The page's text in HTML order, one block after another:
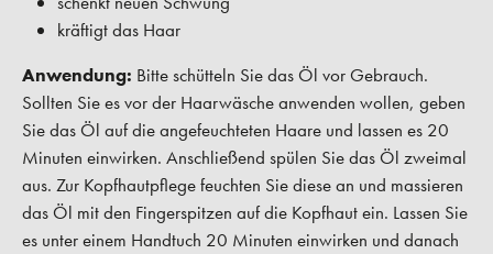
kräftigt das Haar
Anwendung: Bitte schütteln Sie das Öl vor Gebrauch.
Sollten Sie es vor der Haarwäsche anwenden wollen, geben
Sie das Öl auf die angefeuchteten Haare und lassen es 20
Minuten einwirken. Anschließend spülen Sie das Öl zweimal
aus. Zur Kopfhautpflege feuchten Sie diese an und massieren
das Öl mit den Fingerspitzen auf die Kopfhaut ein. Lassen Sie
es unter einem Handtuch 20 Minuten einwirken und danach